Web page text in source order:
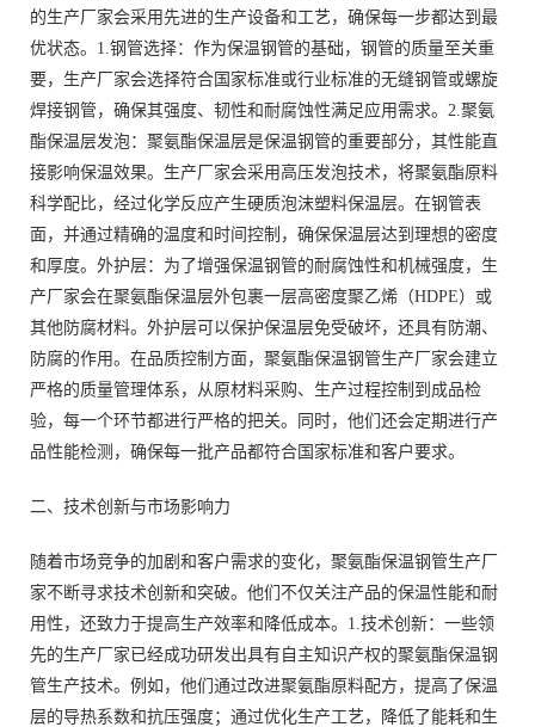
的生产厂家会采用先进的生产设备和工艺，确保每一步都达到最
优状态。1.钢管选择：作为保温钢管的基础，钢管的质量至关重
要，生产厂家会选择符合国家标准或行业标准的无缝钢管或螺旋
焊接钢管，确保其强度、韧性和耐腐蚀性满足应用需求。2.聚氨
酯保温层发泡：聚氨酯保温层是保温钢管的重要部分，其性能直
接影响保温效果。生产厂家会采用高压发泡技术，将聚氨酯原料
科学配比，经过化学反应产生硬质泡沫塑料保温层。在钢管表
面，并通过精确的温度和时间控制，确保保温层达到理想的密度
和厚度。外护层：为了增强保温钢管的耐腐蚀性和机械强度，生
产厂家会在聚氨酯保温层外包裹一层高密度聚乙烯（HDPE）或
其他防腐材料。外护层可以保护保温层免受破坏，还具有防潮、
防腐的作用。在品质控制方面，聚氨酯保温钢管生产厂家会建立
严格的质量管理体系，从原材料采购、生产过程控制到成品检
验，每一个环节都进行严格的把关。同时，他们还会定期进行产
品性能检测，确保每一批产品都符合国家标准和客户要求。
二、技术创新与市场影响力
随着市场竞争的加剧和客户需求的变化，聚氨酯保温钢管生产厂
家不断寻求技术创新和突破。他们不仅关注产品的保温性能和耐
用性，还致力于提高生产效率和降低成本。1.技术创新：一些领
先的生产厂家已经成功研发出具有自主知识产权的聚氨酯保温钢
管生产技术。例如，他们通过改进聚氨酯原料配方，提高了保温
层的导热系数和抗压强度；通过优化生产工艺，降低了能耗和生